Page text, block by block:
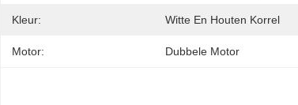
Kleur: Witte En Houten Korrel
Motor: Dubbele Motor